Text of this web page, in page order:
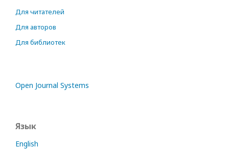
Для читателей
Для авторов
Для библиотек
Open Journal Systems
Язык
English